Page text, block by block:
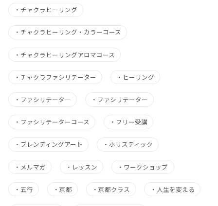
・ チャクラヒーリング
・ チャクラヒーリング・カラーコース
・ チャクラヒーリングアロマコース
・ チャクラファシリテーター ・ ヒーリング
・ ファシリテータ― ・ ファシリテーター
・ ファシリテーターコース ・ フリー受講
・ ブレンディングアート ・ ホリスティック
・ メルマガ ・ レッスン ・ ワークショップ
・ 五行 ・京都 ・京都クラス ・ 人生を変える